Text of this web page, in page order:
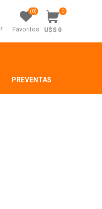
Favoritos
(0) 0
U$S 0
PREVENTAS